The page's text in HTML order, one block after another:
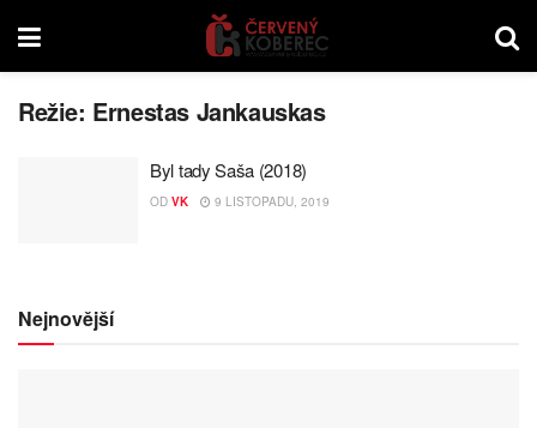
Režie: Ernestas Jankauskas
Byl tady Saša (2018)
OD VK 9 LISTOPADU, 2019
Nejnovější